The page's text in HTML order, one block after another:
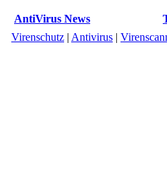
AntiVirus News
Virenschutz | Antivirus |